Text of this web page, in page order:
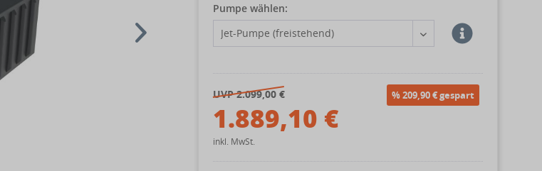
Pumpe wählen:
UVP 2.099,00 € % 209,90 € gespart
1.889,10 €
inkl. MwSt.